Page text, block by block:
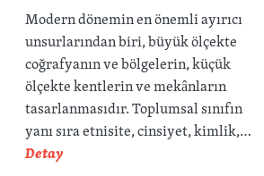
Modern dönemin en önemli ayırıcı
unsurlarından biri, büyük ölçekte
coğrafyanın ve bölgelerin, küçük
ölçekte kentlerin ve mekânların
tasarlanmasıdır. Toplumsal sınıfın
yanı sıra etnisite, cinsiyet, kimlik,…
Detay